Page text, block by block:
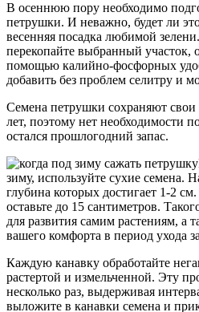
В осеннюю пору необходимо
петрушки. И неважно, будет ли
весенняя посадка любимой
перекопайте выбранный участок,
помощью калийно-фосфорных
добавить без проблем селитру и
Семена петрушки сохраняют
лет, поэтому нет необходимости
остался прошлогодний запас.
зиму, используйте сухие семена.
глубина которых достигает 1-2
оставьте до 15 сантиметров.
для развития самим растениям, а
вашего комфорта в период ухода
Каждую канавку обработайте
растертой и измельченной. Эту
несколько раз, выдерживая
выложите в канавки семена и